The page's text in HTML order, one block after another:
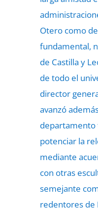
Otero como
fundamental,
de Castilla y
de todo el
director
avanzó
departamento
potenciar la
mediante
con otras
semejante
redentores de